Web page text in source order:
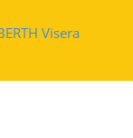
Visera